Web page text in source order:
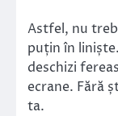
Astfel, nu
puțin în
deschizi
ecrane. Fără
ta.